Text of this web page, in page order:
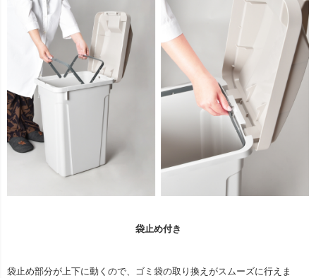
袋止め付き
袋止め部分が上下に動くので、ゴミ袋の取り換えがスムーズに行えま